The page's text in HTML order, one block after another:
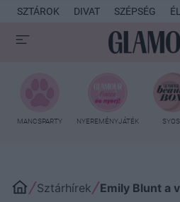
SZTÁROK DIVAT SZÉPSÉG
MANCSPARTY NYEREMÉNYJÁTÉK
Sztárhírek Emily Blunt a